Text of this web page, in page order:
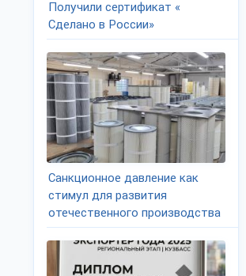
Получили сертификат «
Сделано в России»
Санкционное давление как
стимул для развития
отечественного производства